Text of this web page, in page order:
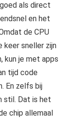
als direct
en het
de CPU
keer sneller zijn
kun je met apps
tijd code
En zelfs bij
stil. Dat is het
chip allemaal